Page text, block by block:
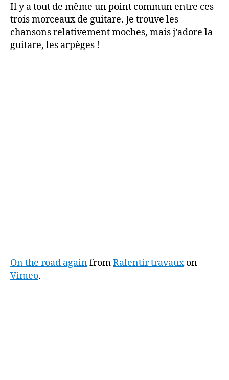
Il y a tout de même un point commun entre ces
trois morceaux de guitare. Je trouve les
chansons relativement moches, mais j’adore la
guitare, les arpèges !
On the road againfromRalentir travauxon
Vimeo.